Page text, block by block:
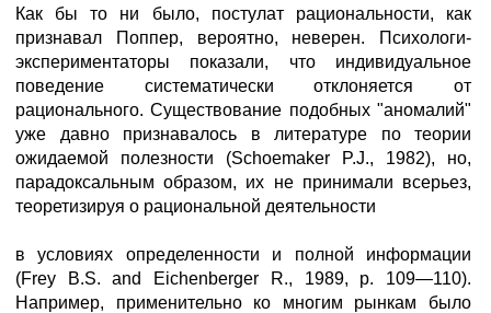
Как бы то ни было, постулат рациональности, как
признавал Поппер, вероятно, неверен. Психологи-
экспериментаторы показали, что индивидуальное
поведение систематически отклоняется от
рационального. Существование подобных "аномалий"
уже давно признавалось в литературе по теории
ожидаемой полезности (Schoemaker P.J., 1982), но,
парадоксальным образом, их не принимали всерьез,
теоретизируя о рациональной деятельности
в условиях определенности и полной информации
(Frey B.S. and Eichenberger R., 1989, p. 109—110).
Например, применительно ко многим рынкам было